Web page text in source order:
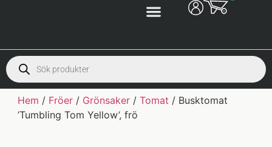
Hem / Fröer / Grönsaker /Tomat / Busktomat
’Tumbling Tom Yellow’, frö